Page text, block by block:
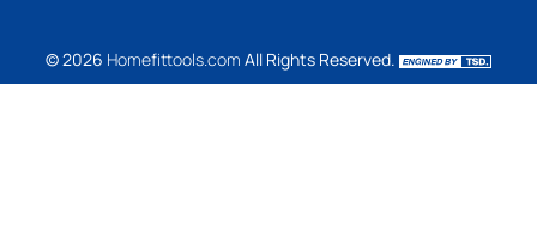
© 2026 Homefittools.com All Rights Reserved.